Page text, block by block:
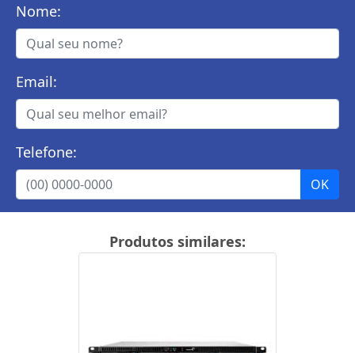
Nome:
Email:
Telefone:
Produtos similares: